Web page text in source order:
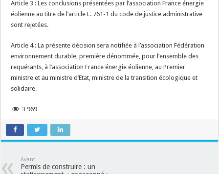
Article 3 : Les conclusions présentées par l’association France énergie
éolienne au titre de l’article L. 761-1 du code de justice administrative
sont rejetées.
Article 4 : La présente décision sera notifiée à l’association Fédération
environnement durable, première dénommée, pour l’ensemble des
requérants, à l’association France énergie éolienne, au Premier
ministre et au ministre d’Etat, ministre de la transition écologique et
solidaire.
3 969
Avant
Permis de construire : un